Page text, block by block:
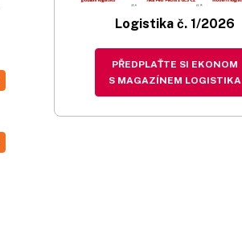
Logistika č. 1/2026
PŘEDPLAŤTE SI EKONOM
S MAGAZÍNEM LOGISTIKA